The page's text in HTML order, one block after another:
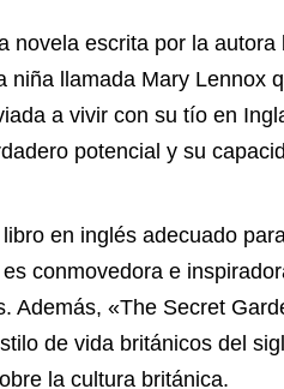
novela escrita por la
niña llamada Mary Lennox
a vivir con su tío en
potencial y su
en inglés adecuado
conmovedora e
Además, «The Secret
de vida británicos del
la cultura británica.